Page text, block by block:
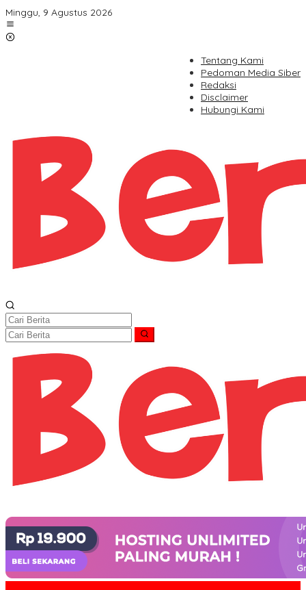
Lewati
ke
konten
Minggu, 9 Agustus 2026
Tentang Kami
Pedoman Media Siber
Redaksi
Disclaimer
Hubungi Kami